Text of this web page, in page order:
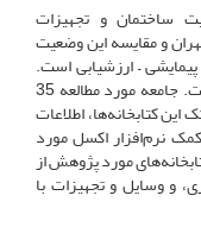
و تجهیزات
و مقایسه این وضعیت
– ارزشیابی است.
اطلاعات از طریق پرسشنامه گردآوری شده است. جامعه مورد مطالعه 35
کتابخانه‌ها، اطلاعات
نرم‌افزار اکسل مورد
مورد پژوهش از
و وسایل و تجهیزات با